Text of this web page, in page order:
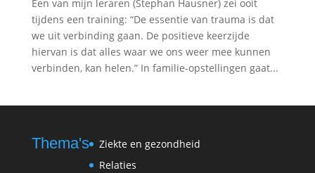
Een van mijn leraren (Stephan Hausner) zei ooit
tijdens een training: “De essentie van trauma is dat
we uit verbinding gaan. De positieve keerzijde
hiervan is dat alles waar we ons weer mee kunnen
verbinden, kan helen.” In familie-opstellingen gaat...
Thema's
Ziekte en gezondheid
Relaties